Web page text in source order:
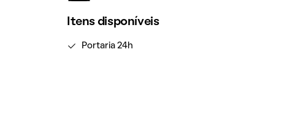
Itens disponíveis
Portaria 24h